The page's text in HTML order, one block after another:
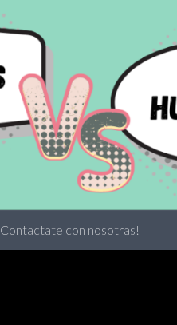
Contactate con nosotras!